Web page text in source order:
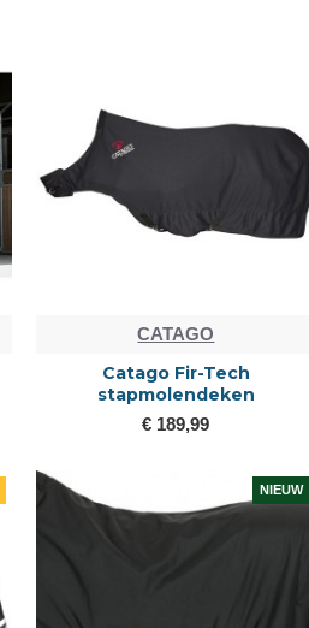
CATAGO
Catago Fir-Tech
stapmolendeken
€ 189,99
NIEUW